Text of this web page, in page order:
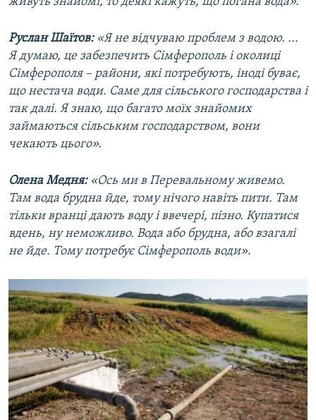
Руслан Шаїтов: «Я не відчуваю проблем з водою. ...
Я думаю, це забезпечить Сімферополь і околиці
Сімферополя – райони, які потребують, іноді буває,
що нестача води. Саме для сільського господарства і
так далі. Я знаю, що багато моїх знайомих
займаються сільським господарством, вони
чекають цього».
Олена Медня:«Ось ми в Перевальному живемо.
Там вода брудна йде, тому нічого навіть пити. Там
тільки вранці дають воду і ввечері, пізно. Купатися
вдень, ну неможливо. Вода або брудна, або взагалі
не йде. Тому потребує Сімферополь води».